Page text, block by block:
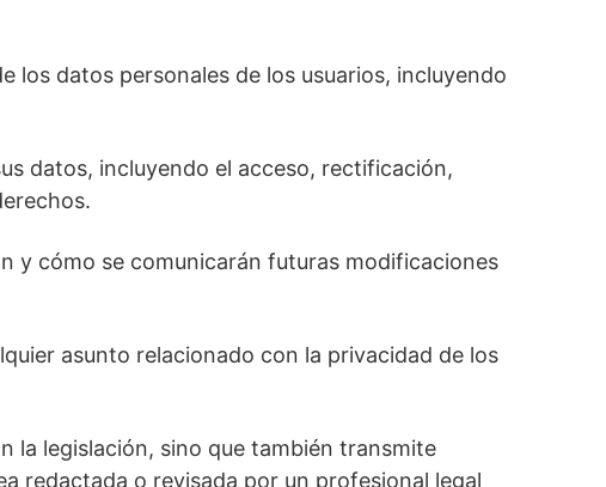
los datos personales de los usuarios, incluyendo
datos, incluyendo el acceso, rectificación,
y cómo se comunicarán futuras modificaciones
asunto relacionado con la privacidad de los
la legislación, sino que también transmite
redactada o revisada por un profesional legal